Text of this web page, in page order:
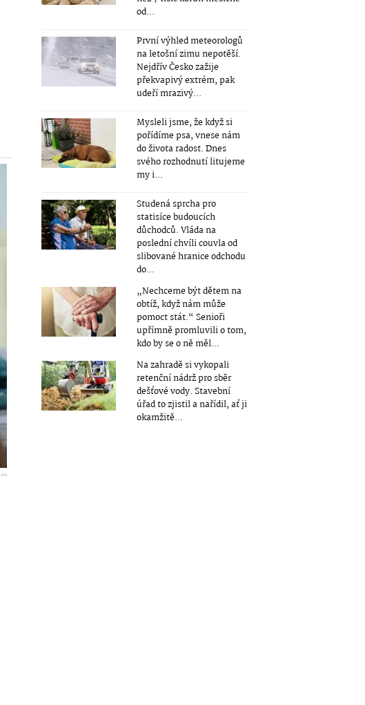
...
od...
První výhled meteorologů
na letošní zimu nepotěší.
Nejdřív Česko zažije
překvapivý extrém, pak
udeří mrazivý...
Mysleli jsme, že když si
pořídíme psa, vnese nám
do života radost. Dnes
svého rozhodnutí litujeme
my i...
Studená sprcha pro
statisíce budoucích
důchodců. Vláda na
poslední chvíli couvla od
slibované hranice odchodu
do...
„Nechceme být dětem na
obtíž, když nám může
pomoct stát.“ Senioři
upřímně promluvili o tom,
kdo by se o ně měl...
Na zahradě si vykopali
retenční nádrž pro sběr
dešťové vody. Stavební
úřad to zjistil a nařídil, ať ji
okamžitě...